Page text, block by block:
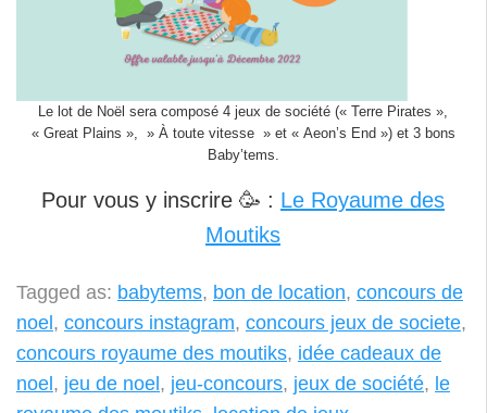
Le lot de Noël sera composé 4 jeux de société (« Terre Pirates »,
« Great Plains », » À toute vitesse » et « Aeon’s End ») et 3 bons
Baby’tems.
Pour vous y inscrire 🥳 : Le Royaume des
Moutiks
Tagged as: babytems, bon de location, concours de
noel , concours instagram, concours jeux de societe,
concours royaume des moutiks, idée cadeaux de
noel , jeu de noel , jeu-concours, jeux de société, le